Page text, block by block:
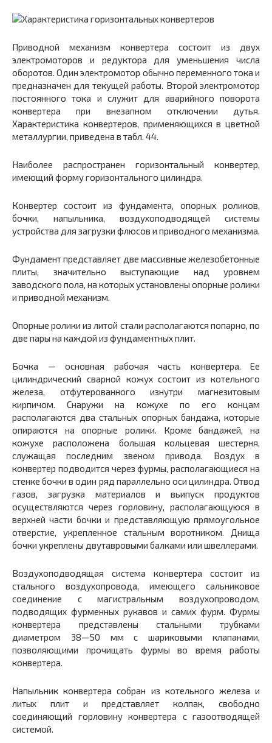
Приводной механизм конвертера состоит из двух
электромоторов и редуктора для уменьшения числа
оборотов. Один электромотор обычно переменного тока и
предназначен для текущей работы. Второй электромотор
постоянного тока и служит для аварийного поворота
конвертера при внезапном отключении дутья.
Характеристика конвертеров, применяющихся в цветной
металлургии, приведена в табл. 44.
Наиболее распространен горизонтальный конвертер,
имеющий форму горизонтального цилиндра.
Конвертер состоит из фундамента, опорных роликов,
бочки, напыльника, воздухоподводящей системы
устройства для загрузки флюсов и приводного механизма.
Фундамент представляет две массивные железобетонные
плиты, значительно выступающие над уровнем
заводского пола, на которых установлены опорные ролики
и приводной механизм.
Опорные ролики из литой стали располагаются попарно, по
две пары на каждой из фундаментных плит.
Бочка — основная рабочая часть конвертера. Ее
цилиндрический сварной кожух состоит из котельного
железа, отфутерованного изнутри магнезитовым
кирпичом. Снаружи на кожухе по его концам
располагаются два стальных опорных бандажа, которые
опираются на опорные ролики. Кроме бандажей, на
кожухе расположена большая кольцевая шестерня,
служащая последним звеном привода. Воздух в
конвертер подводится через фурмы, располагающиеся на
стенке бочки в один ряд параллельно оси цилиндра. Отвод
газов, загрузка материалов и вьипуск продуктов
осуществляются через горловину, располагающуюся в
верхней части бочки и представляющую прямоугольное
отверстие, укрепленное стальным воротником. Днища
бочки укреплены двутавровыми балками или швеллерами.
Воздухоподводящая система конвертера состоит из
стального воздухопровода, имеющего сальниковое
соединение с магистральным воздухопроводом,
подводящих фурменных рукавов и самих фурм. Фурмы
конвертера представлены стальными трубками
диаметром 38—50 мм с шариковыми клапанами,
позволяющими прочищать фурмы во время работы
конвертера.
Напыльник конвертера собран из котельного железа и
литых плит и представляет колпак, свободно
соединяющий горловину конвертера с газоотводящей
системой.